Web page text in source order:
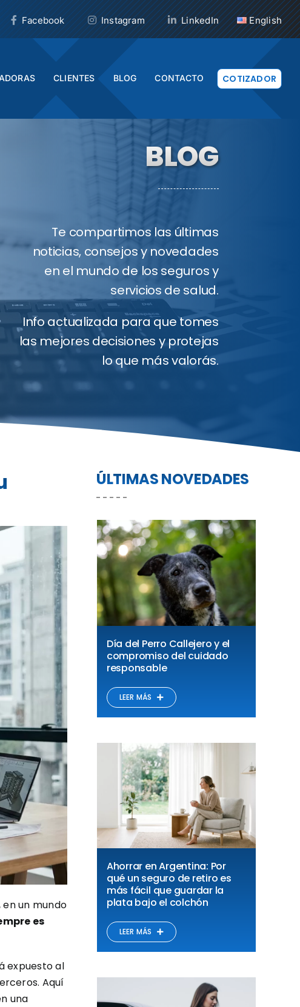
Facebook Instagram LinkedIn English
CLIENTES BLOG CONTACTO COTIZADOR
BLOG
Te compartimos las últimas
noticias, consejos y novedades
en el mundo de los seguros y
servicios de salud.
Info actualizada para que tomes
las mejores decisiones y protejas
lo que más valorás.
un mundo
es
expuesto al
Aquí
una
ÚLTIMAS NOVEDADES
Día del Perro Callejero y el
compromiso del cuidado
responsable
LEER MÁS
Ahorrar en Argentina: Por
qué un seguro de retiro es
más fácil que guardar la
plata bajo el colchón
LEER MÁS